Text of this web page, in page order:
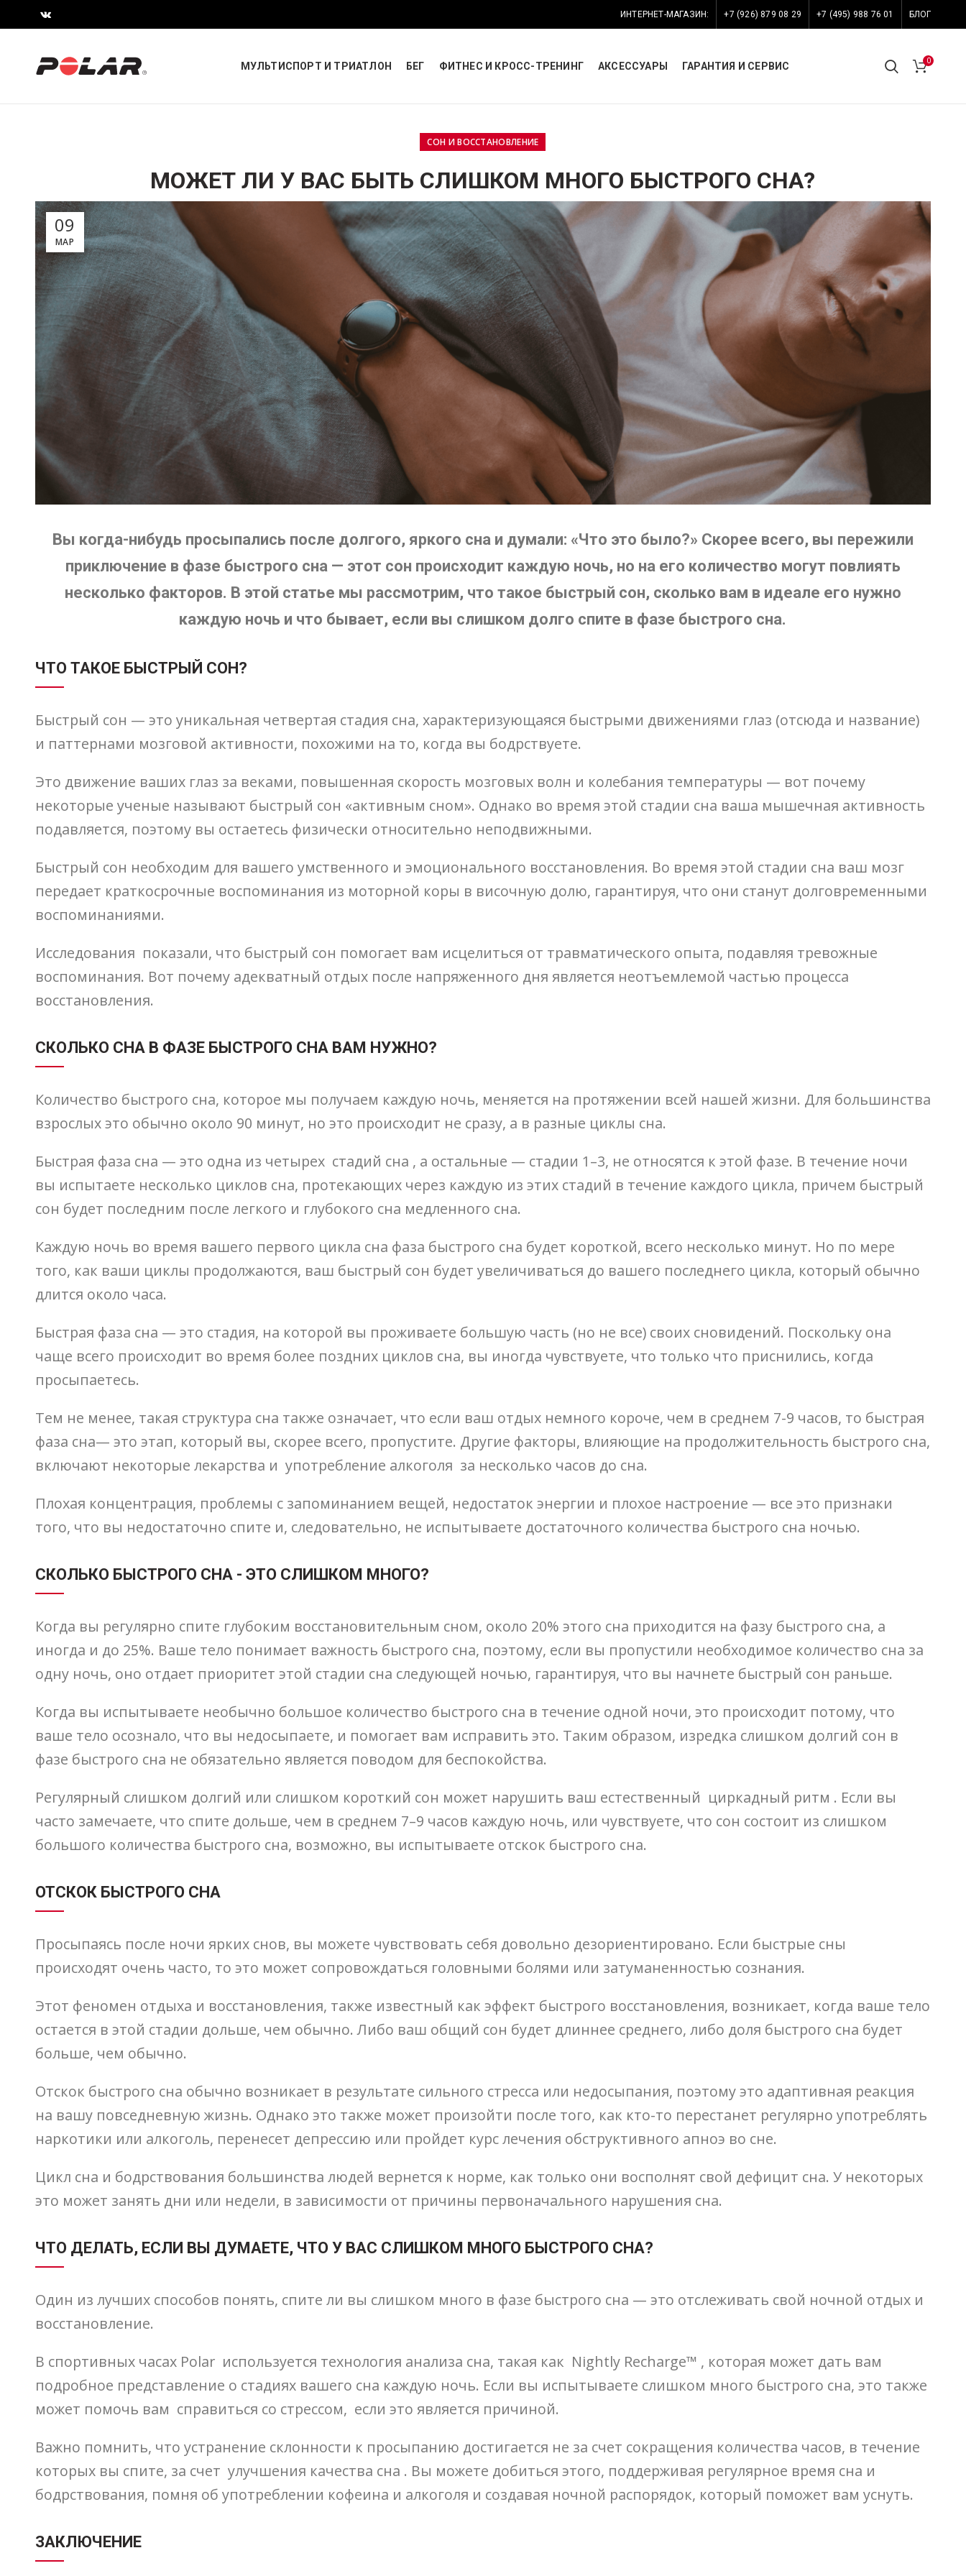
ИНТЕРНЕТ-МАГАЗИН: +7 (926) 879 08 29 +7 (495) 988 76 01 БЛОГ
МУЛЬТИСПОРТ И ТРИАТЛОН БЕГ ФИТНЕС И КРОСС-ТРЕНИНГ АКСЕССУАРЫ ГАРАНТИЯ И СЕРВИС 0
СОН И ВОССТАНОВЛЕНИЕ
МОЖЕТ ЛИ У ВАС БЫТЬ СЛИШКОМ МНОГО БЫСТРОГО СНА?
09
МАР
Вы когда-нибудь просыпались после долгого, яркого сна и думали: «Что это было?» Скорее всего, вы пережили
приключение в фазе быстрого сна — этот сон происходит каждую ночь, но на его количество могут повлиять
несколько факторов. В этой статье мы рассмотрим, что такое быстрый сон, сколько вам в идеале его нужно
каждую ночь и что бывает, если вы слишком долго спите в фазе быстрого сна.
ЧТО ТАКОЕ БЫСТРЫЙ СОН?
Быстрый сон — это уникальная четвертая стадия сна, характеризующаяся быстрыми движениями глаз (отсюда и название)
и паттернами мозговой активности, похожими на то, когда вы бодрствуете.
Это движение ваших глаз за веками, повышенная скорость мозговых волн и колебания температуры — вот почему
некоторые ученые называют быстрый сон «активным сном». Однако во время этой стадии сна ваша мышечная активность
подавляется, поэтому вы остаетесь физически относительно неподвижными.
Быстрый сон необходим для вашего умственного и эмоционального восстановления. Во время этой стадии сна ваш мозг
передает краткосрочные воспоминания из моторной коры в височную долю, гарантируя, что они станут долговременными
воспоминаниями.
Исследования показали, что быстрый сон помогает вам исцелиться от травматического опыта, подавляя тревожные
воспоминания. Вот почему адекватный отдых после напряженного дня является неотъемлемой частью процесса
восстановления.
СКОЛЬКО СНА В ФАЗЕ БЫСТРОГО СНА ВАМ НУЖНО?
Количество быстрого сна, которое мы получаем каждую ночь, меняется на протяжении всей нашей жизни. Для большинства
взрослых это обычно около 90 минут, но это происходит не сразу, а в разные циклы сна.
Быстрая фаза сна — это одна из четырех стадий сна , а остальные — стадии 1–3, не относятся к этой фазе. В течение ночи
вы испытаете несколько циклов сна, протекающих через каждую из этих стадий в течение каждого цикла, причем быстрый
сон будет последним после легкого и глубокого сна медленного сна.
Каждую ночь во время вашего первого цикла сна фаза быстрого сна будет короткой, всего несколько минут. Но по мере
того, как ваши циклы продолжаются, ваш быстрый сон будет увеличиваться до вашего последнего цикла, который обычно
длится около часа.
Быстрая фаза сна — это стадия, на которой вы проживаете большую часть (но не все) своих сновидений. Поскольку она
чаще всего происходит во время более поздних циклов сна, вы иногда чувствуете, что только что приснились, когда
просыпаетесь.
Тем не менее, такая структура сна также означает, что если ваш отдых немного короче, чем в среднем 7-9 часов, то быстрая
фаза сна— это этап, который вы, скорее всего, пропустите. Другие факторы, влияющие на продолжительность быстрого сна,
включают некоторые лекарства и употребление алкоголя за несколько часов до сна.
Плохая концентрация, проблемы с запоминанием вещей, недостаток энергии и плохое настроение — все это признаки
того, что вы недостаточно спите и, следовательно, не испытываете достаточного количества быстрого сна ночью.
СКОЛЬКО БЫСТРОГО СНА - ЭТО СЛИШКОМ МНОГО?
Когда вы регулярно спите глубоким восстановительным сном, около 20% этого сна приходится на фазу быстрого сна, а
иногда и до 25%. Ваше тело понимает важность быстрого сна, поэтому, если вы пропустили необходимое количество сна за
одну ночь, оно отдает приоритет этой стадии сна следующей ночью, гарантируя, что вы начнете быстрый сон раньше.
Когда вы испытываете необычно большое количество быстрого сна в течение одной ночи, это происходит потому, что
ваше тело осознало, что вы недосыпаете, и помогает вам исправить это. Таким образом, изредка слишком долгий сон в
фазе быстрого сна не обязательно является поводом для беспокойства.
Регулярный слишком долгий или слишком короткий сон может нарушить ваш естественный циркадный ритм . Если вы
часто замечаете, что спите дольше, чем в среднем 7–9 часов каждую ночь, или чувствуете, что сон состоит из слишком
большого количества быстрого сна, возможно, вы испытываете отскок быстрого сна.
ОТСКОК БЫСТРОГО СНА
Просыпаясь после ночи ярких снов, вы можете чувствовать себя довольно дезориентировано. Если быстрые сны
происходят очень часто, то это может сопровождаться головными болями или затуманенностью сознания.
Этот феномен отдыха и восстановления, также известный как эффект быстрого восстановления, возникает, когда ваше тело
остается в этой стадии дольше, чем обычно. Либо ваш общий сон будет длиннее среднего, либо доля быстрого сна будет
больше, чем обычно.
Отскок быстрого сна обычно возникает в результате сильного стресса или недосыпания, поэтому это адаптивная реакция
на вашу повседневную жизнь. Однако это также может произойти после того, как кто-то перестанет регулярно употреблять
наркотики или алкоголь, перенесет депрессию или пройдет курс лечения обструктивного апноэ во сне.
Цикл сна и бодрствования большинства людей вернется к норме, как только они восполнят свой дефицит сна. У некоторых
это может занять дни или недели, в зависимости от причины первоначального нарушения сна.
ЧТО ДЕЛАТЬ, ЕСЛИ ВЫ ДУМАЕТЕ, ЧТО У ВАС СЛИШКОМ МНОГО БЫСТРОГО СНА?
Один из лучших способов понять, спите ли вы слишком много в фазе быстрого сна — это отслеживать свой ночной отдых и
восстановление.
В спортивных часах Polar используется технология анализа сна, такая как Nightly Recharge™ , которая может дать вам
подробное представление о стадиях вашего сна каждую ночь. Если вы испытываете слишком много быстрого сна, это также
может помочь вам справиться со стрессом, если это является причиной.
Важно помнить, что устранение склонности к просыпанию достигается не за счет сокращения количества часов, в течение
которых вы спите, за счет улучшения качества сна . Вы можете добиться этого, поддерживая регулярное время сна и
бодрствования, помня об употреблении кофеина и алкоголя и создавая ночной распорядок, который поможет вам уснуть.
ЗАКЛЮЧЕНИЕ